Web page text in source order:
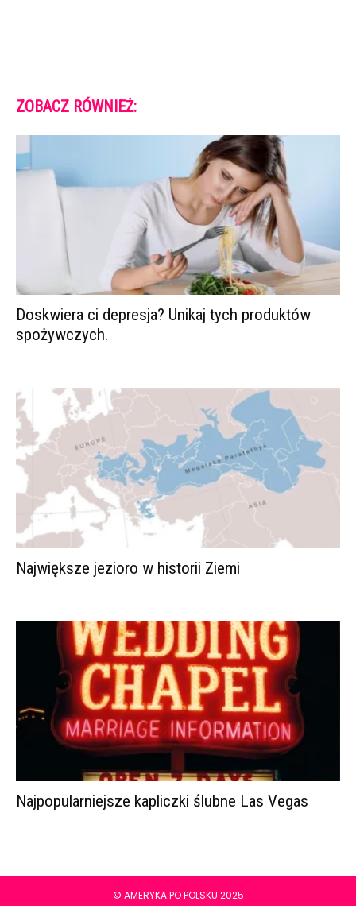
ZOBACZ RÓWNIEŻ:
Doskwiera ci depresja? Unikaj tych produktów
spożywczych.
Największe jezioro w historii Ziemi
Najpopularniejsze kapliczki ślubne Las Vegas
© AMERYKA PO POLSKU 2025